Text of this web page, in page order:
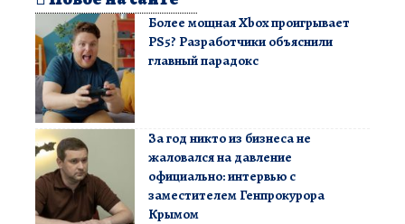
Более мощная Xbox проигрывает
PS5? Разработчики объяснили
главный парадокс
За год никто из бизнеса не
жаловался на давление
официально: интервью с
заместителем Генпрокурора
Крымом